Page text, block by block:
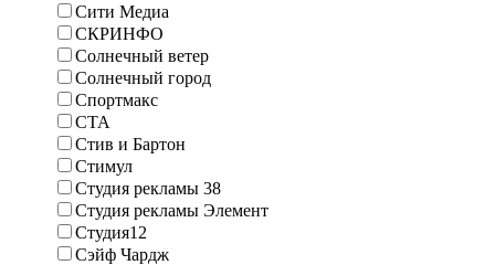
Сити Медиа
СКРИНФО
Солнечный ветер
Солнечный город
Спортмакс
СТА
Стив и Бартон
Стимул
Студия рекламы 38
Студия рекламы Элемент
Студия12
Сэйф Чардж